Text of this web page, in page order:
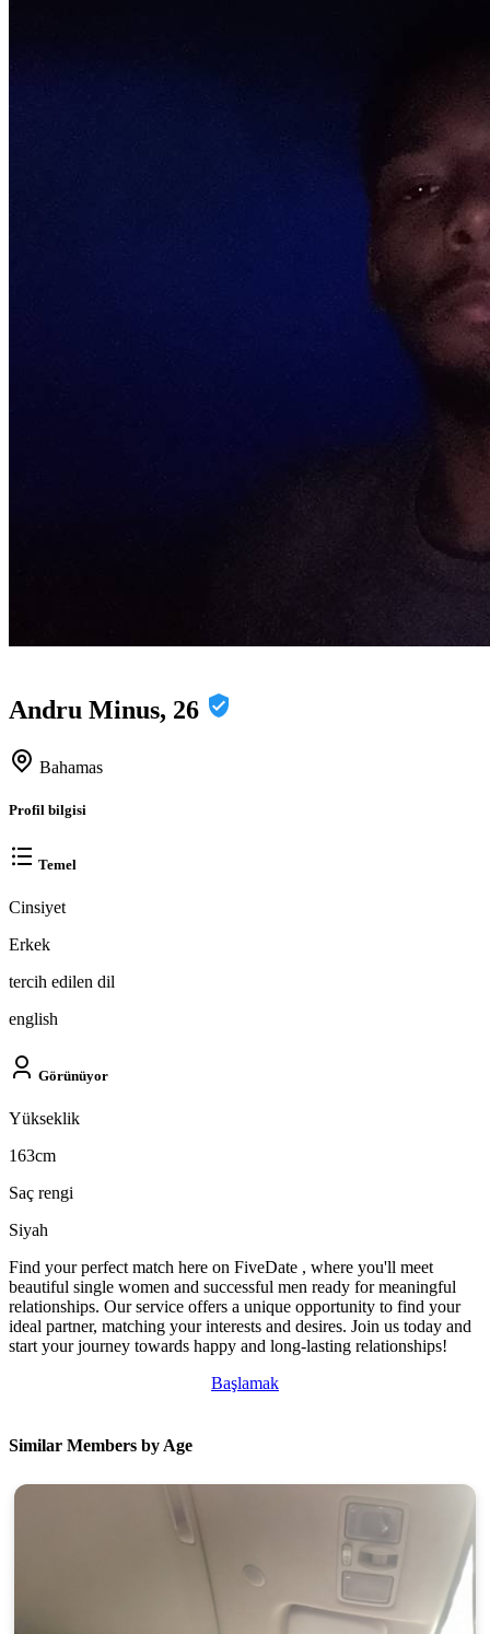
Andru Minus, 26
Bahamas
Profil bilgisi
Temel
Cinsiyet
Erkek
tercih edilen dil
english
Görünüyor
Yükseklik
163cm
Saç rengi
Siyah
Find your perfect match here on FiveDate , where you'll meet
beautiful single women and successful men ready for meaningful
relationships. Our service offers a unique opportunity to find your
ideal partner, matching your interests and desires. Join us today and
start your journey towards happy and long-lasting relationships!
Başlamak
Similar Members by Age